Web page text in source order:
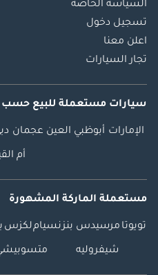
تجربة سلسة وخالية
من المتاعب من لحظة
الشراء وحتى التسليم،
أينما كنت. للحصول
وخدمة لا مثيل لها،
هيونداي ستاريا
فاخر 7 مقاعد، هيونداي
ستاريا دبي الجديدة،
السياسة الخاصة
تسجيل دخول
اعلن معنا
تجار السيارات
سيارات مستعملة للبيع حسب
الإمارات أبوظبي العين عجمان
أم
مستعملة الماركة المشهورة
تويوتا مرسيدس بنزنسياملكزس
شيفروليه